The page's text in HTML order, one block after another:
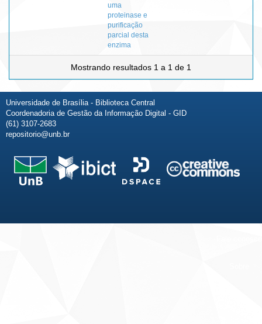
uma
proteinase e
purificação
parcial desta
enzima
Mostrando resultados 1 a 1 de 1
Universidade de Brasília - Biblioteca Central
Coordenadoria de Gestão da Informação Digital - GID
(61) 3107-2683
repositorio@unb.br